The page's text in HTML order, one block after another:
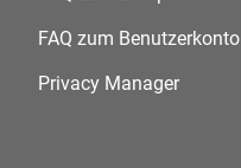
FAQ zum Benutzerkonto
Privacy Manager